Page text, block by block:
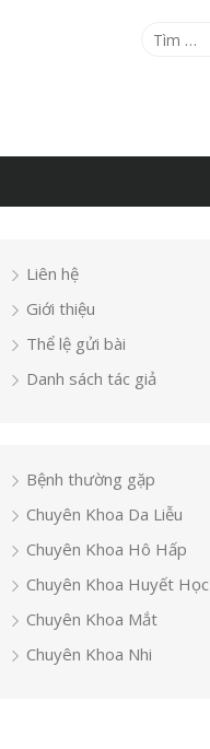
Tìm
Liên hệ
Giới thiệu
Thể lệ gửi bài
Danh sách tác giả
Bệnh thường gặp
Chuyên Khoa Da Liễu
Chuyên Khoa Hô Hấp
Chuyên Khoa Huyết Học
Chuyên Khoa Mắt
Chuyên Khoa Nhi